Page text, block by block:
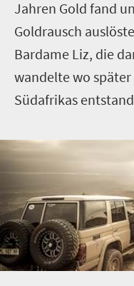
Jahren Gold fand
Goldrausch
Bardame Liz, die
wandelte wo
Südafrikas